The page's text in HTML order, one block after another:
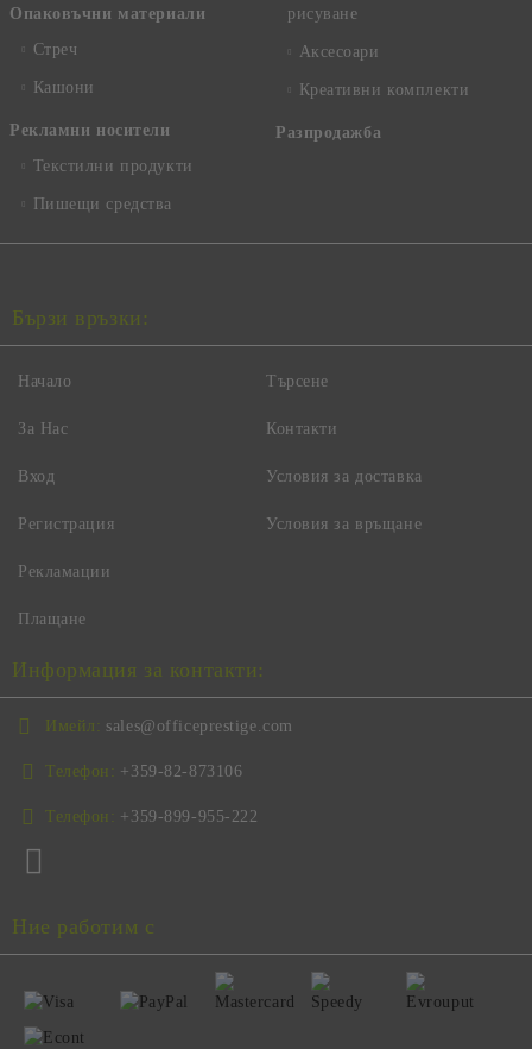
Опаковъчни материали
Стреч
Кашони
Рекламни носители
Текстилни продукти
Пишещи средства
рисуване
Аксесоари
Креативни комплекти
Разпродажба
Бързи връзки:
Начало
За Нас
Вход
Регистрация
Търсене
Контакти
Условия за доставка
Условия за връщане
Рекламации
Плащане
Информация за контакти:
Имейл: sales@officeprestige.com
Телефон: +359-82-873106
Телефон: +359-899-955-222
Ние работим с